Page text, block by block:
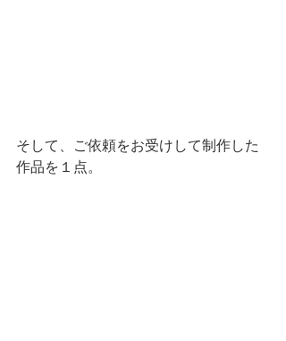
そして、ご依頼をお受けして制作した
作品を１点。